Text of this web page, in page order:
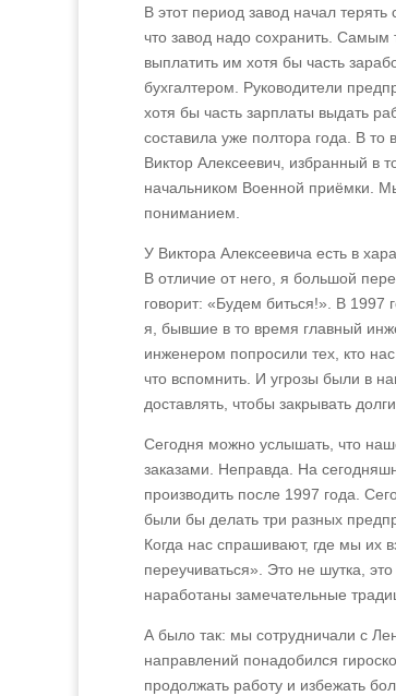
В этот период завод начал
что завод надо сохранить.
выплатить им хотя бы часть
бухгалтером. Руководители
хотя бы часть зарплаты выдать
составила уже полтора года. В
Виктор Алексеевич, избранный
начальником Военной приёмки.
пониманием.
У Виктора Алексеевича есть в
В отличие от него, я большой
говорит: «Будем биться!». В 1997
я, бывшие в то время главный
инженером попросили тех, кто
что вспомнить. И угрозы были в
доставлять, чтобы закрывать
Сегодня можно услышать, что
заказами. Неправда. На
производить после 1997 года.
были бы делать три разных
Когда нас спрашивают, где мы их
переучиваться». Это не шутка,
наработаны замечательные
А было так: мы сотрудничали с
направлений понадобился
продолжать работу и избежать